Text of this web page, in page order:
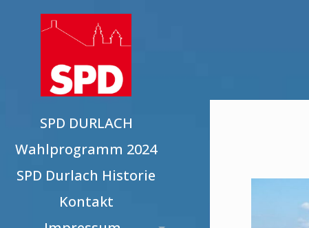
SPD DURLACH
Wahlprogramm 2024
SPD Durlach Historie
Kontakt